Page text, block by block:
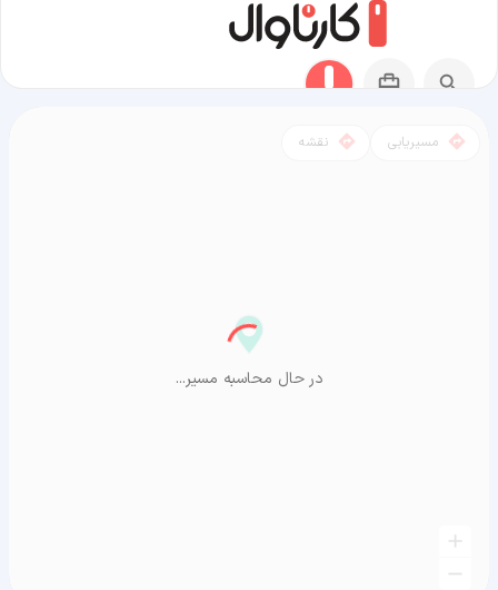
مسیریابی نقشه
در حال محاسبه مسیر...